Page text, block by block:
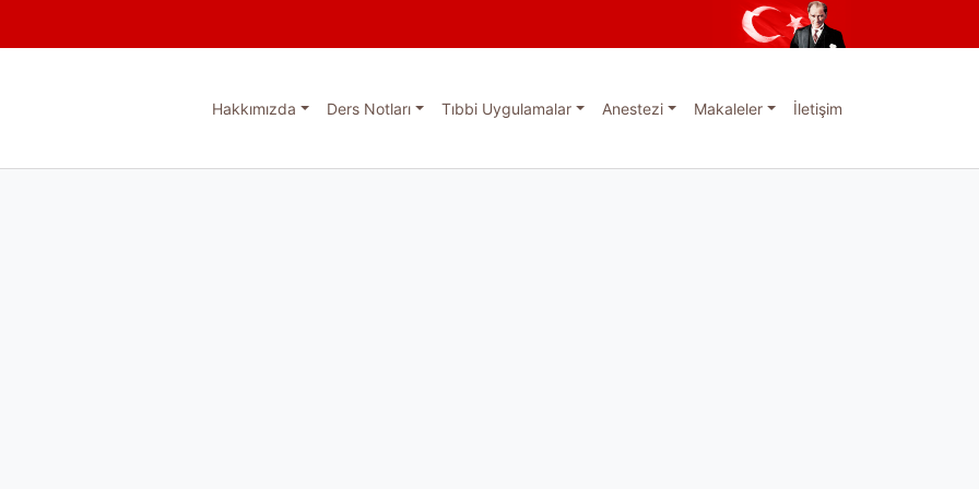
Hakkımızda Ders Notları Tıbbi Uygulamalar Anestezi Makaleler İletişim